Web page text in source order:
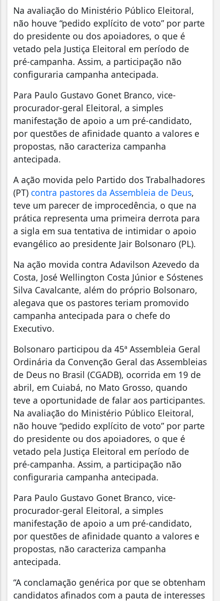
Na avaliação do Ministério Público Eleitoral,
não houve “pedido explícito de voto” por parte
do presidente ou dos apoiadores, o que é
vetado pela Justiça Eleitoral em período de
pré-campanha. Assim, a participação não
configuraria campanha antecipada.
Para Paulo Gustavo Gonet Branco, vice-
procurador-geral Eleitoral, a simples
manifestação de apoio a um pré-candidato,
por questões de afinidade quanto a valores e
propostas, não caracteriza campanha
antecipada.
A ação movida pelo Partido dos Trabalhadores
(PT) contra pastores da Assembleia de Deus,
teve um parecer de improcedência, o que na
prática representa uma primeira derrota para
a sigla em sua tentativa de intimidar o apoio
evangélico ao presidente Jair Bolsonaro (PL).
Na ação movida contra Adavilson Azevedo da
Costa, José Wellington Costa Júnior e Sóstenes
Silva Cavalcante, além do próprio Bolsonaro,
alegava que os pastores teriam promovido
campanha antecipada para o chefe do
Executivo.
Bolsonaro participou da 45ª Assembleia Geral
Ordinária da Convenção Geral das Assembleias
de Deus no Brasil (CGADB), ocorrida em 19 de
abril, em Cuiabá, no Mato Grosso, quando
teve a oportunidade de falar aos participantes.
Na avaliação do Ministério Público Eleitoral,
não houve “pedido explícito de voto” por parte
do presidente ou dos apoiadores, o que é
vetado pela Justiça Eleitoral em período de
pré-campanha. Assim, a participação não
configuraria campanha antecipada.
Para Paulo Gustavo Gonet Branco, vice-
procurador-geral Eleitoral, a simples
manifestação de apoio a um pré-candidato,
por questões de afinidade quanto a valores e
propostas, não caracteriza campanha
antecipada.
“A conclamação genérica por que se obtenham
candidatos afinados com a pauta de interesses